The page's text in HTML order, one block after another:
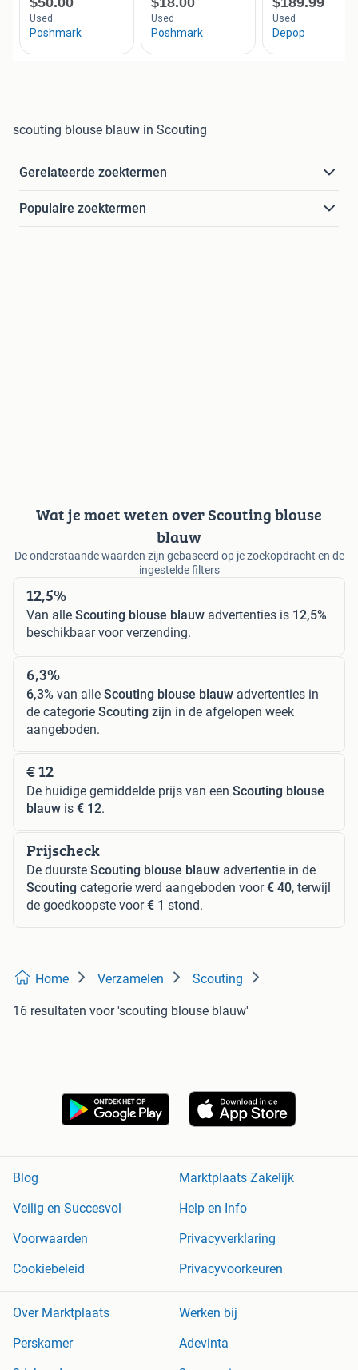
scouting blouse blauw in Scouting
Gerelateerde zoektermen
Populaire zoektermen
Wat je moet weten over Scouting blouse
blauw
De onderstaande waarden zijn gebaseerd op je zoekopdracht en de
ingestelde filters
12,5%
Van alle Scouting blouse blauw advertenties is 12,5%
beschikbaar voor verzending.
6,3%
6,3% van alle Scouting blouse blauw advertenties in
de categorie Scouting zijn in de afgelopen week
aangeboden.
€ 12
De huidige gemiddelde prijs van een Scouting blouse
blauw is € 12.
Prijscheck
De duurste Scouting blouse blauw advertentie in de
Scouting categorie werd aangeboden voor€ 40, terwijl
de goedkoopste voor€ 1 stond.
Home Verzamelen Scouting
16 resultaten voor 'scouting blouse blauw'
Blog
Marktplaats Zakelijk
Veilig en Succesvol
Help en Info
Voorwaarden
Privacyverklaring
Cookiebeleid
Privacyvoorkeuren
Over Marktplaats
Werken bij
Perskamer
Adevinta